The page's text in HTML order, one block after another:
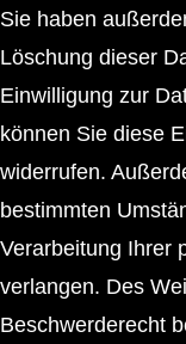
Sie haben
Löschung dieser
Einwilligung zur
können Sie diese
widerrufen.
bestimmten
Verarbeitung Ihrer
verlangen. Des
Beschwerderecht